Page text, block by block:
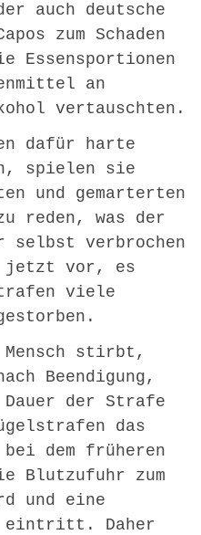
auch deutsche
zum Schaden
Essensportionen
an
vertauschten.
dafür harte
spielen sie
und gemarterten
reden, was der
selbst verbrochen
jetzt vor, es
viele
stirbt,
Beendigung,
Dauer der Strafe
das
dem früheren
Blutzufuhr zum
und eine
eintritt. Daher